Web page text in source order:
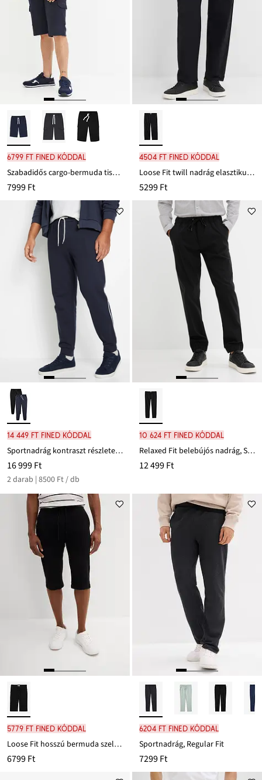
6799 Ft FINED kóddal
Szabadidős cargo-bermuda tiszta bio-pamutból
7999 Ft
4504 Ft FINED kóddal
Loose Fit twill nadrág elasztikus derékpánttal, Straight
5299 Ft
14 449 Ft FINED kóddal
Sportnadrág kontraszt részletekkel (2 db-os csomag)
16 999 Ft
2 darab | 8500 Ft / db
10 624 Ft FINED kóddal
Relaxed Fit belebújós nadrág, Straight
12 499 Ft
5779 Ft FINED kóddal
Loose Fit hosszú bermuda szellős muszlinból
6799 Ft
6204 Ft FINED kóddal
Sportnadrág, Regular Fit
7299 Ft